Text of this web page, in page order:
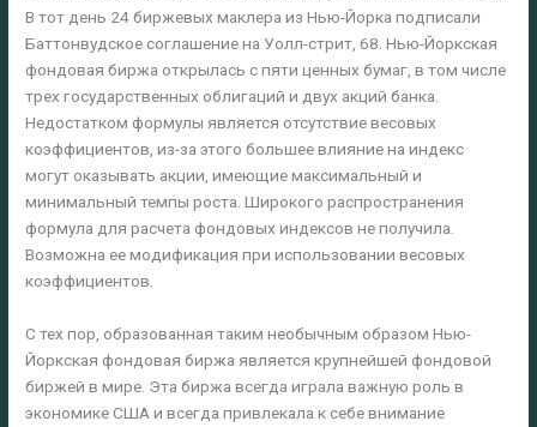
В тот день 24 биржевых маклера из Нью-Йорка подписали
Баттонвудское соглашение на Уолл-стрит, 68. Нью-Йоркская
фондовая биржа открылась с пяти ценных бумаг, в том числе
трех государственных облигаций и двух акций банка.
Недостатком формулы является отсутствие весовых
коэффициентов, из-за этого большее влияние на индекс
могут оказывать акции, имеющие максимальный и
минимальный темпы роста. Широкого распространения
формула для расчета фондовых индексов не получила.
Возможна ее модификация при использовании весовых
коэффициентов.
С тех пор, образованная таким необычным образом Нью-
Йоркская фондовая биржа является крупнейшей фондовой
биржей в мире. Эта биржа всегда играла важную роль в
экономике США и всегда привлекала к себе внимание